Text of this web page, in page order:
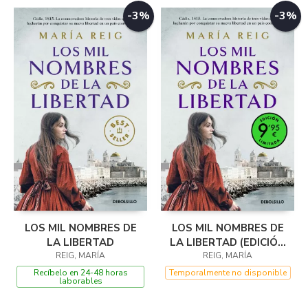
-3%
LOS MIL NOMBRES DE
LA LIBERTAD
REIG, MARÍA
Recíbelo en 24-48 horas
laborables
-3%
LOS MIL NOMBRES DE
LA LIBERTAD (EDICIÓN
LIMITADA A PRECIO
ESPECIAL)
REIG, MARÍA
Temporalmente no disponible